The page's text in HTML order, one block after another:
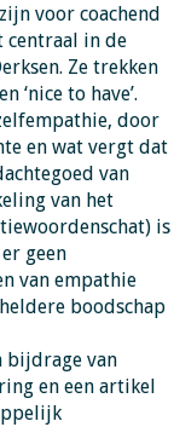
voor coachend
centraal in de
Ze trekken
‘nice to have’.
door
en wat vergt dat
van
van het
is
geen
van empathie
boodschap
bijdrage van
en een artikel